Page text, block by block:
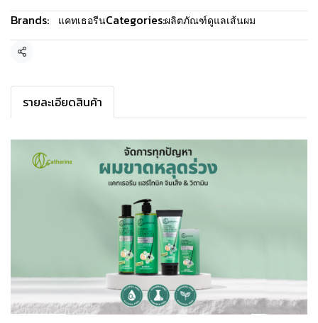
Brands:
แคทเธอรีนCategories:ผลิตภัณฑ์ดูแลเส้นผม
Share
รายละเอียดสินค้า